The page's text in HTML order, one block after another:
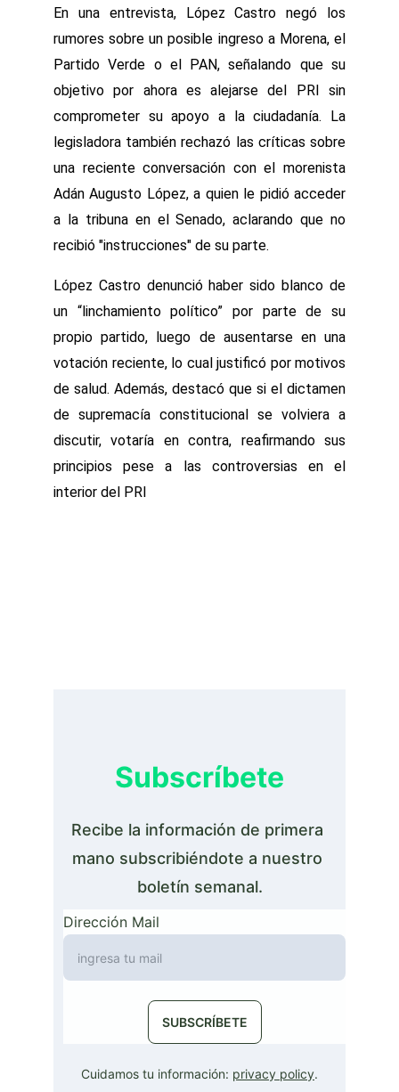
En una entrevista, López Castro negó los
rumores sobre un posible ingreso a Morena, el
Partido Verde o el PAN, señalando que su
objetivo por ahora es alejarse del PRI sin
comprometer su apoyo a la ciudadanía. La
legisladora también rechazó las críticas sobre
una reciente conversación con el morenista
Adán Augusto López, a quien le pidió acceder
a la tribuna en el Senado, aclarando que no
recibió "instrucciones" de su parte.
López Castro denunció haber sido blanco de
un “linchamiento político” por parte de su
propio partido, luego de ausentarse en una
votación reciente, lo cual justificó por motivos
de salud. Además, destacó que si el dictamen
de supremacía constitucional se volviera a
discutir, votaría en contra, reafirmando sus
principios pese a las controversias en el
interior del PRI
Subscríbete
Recibe la información de primera
mano subscribiéndote a nuestro
boletín semanal.
Dirección Mail
SUBSCRÍBETE
Cuidamos tu información: privacy policy.